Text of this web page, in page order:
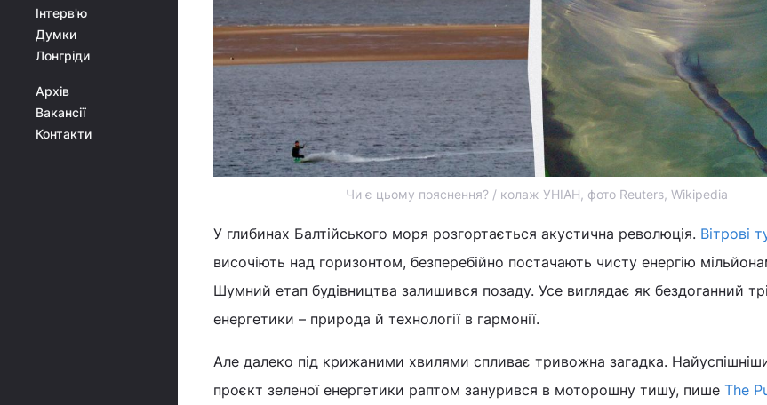
Інтерв'ю
Думки
Лонгріди
Архів
Вакансії
Контакти
Чи є цьому пояснення? / колаж УНІАН, фото Reuters, Wikipedia
У глибинах Балтійського моря розгортається акустична революція. Вітрові
височіють над горизонтом, безперебійно постачають чисту енергію
Шумний етап будівництва залишився позаду. Усе виглядає як бездоганний
енергетики – природа й технології в гармонії.
Але далеко під крижаними хвилями спливає тривожна загадка.
проєкт зеленої енергетики раптом занурився в моторошну тишу, пише The